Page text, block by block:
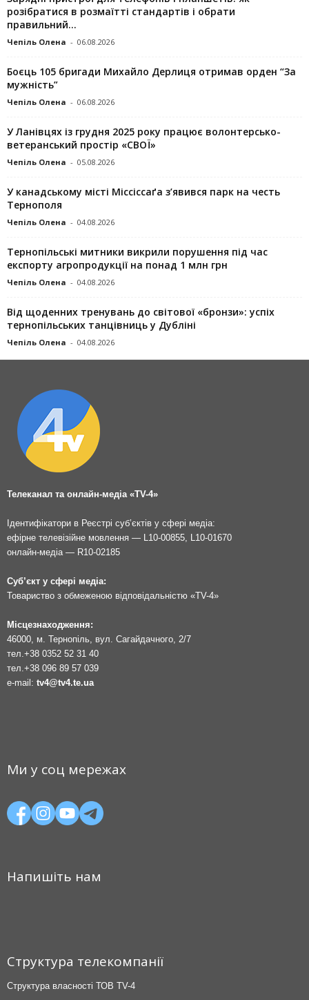
розібратися в розмаїтті стандартів і обрати
правильний...
Чепіль Олена - 06.08.2026
Боєць 105 бригади Михайло Дерлиця отримав орден “За
мужність”
Чепіль Олена - 06.08.2026
У Ланівцях із грудня 2025 року працює волонтерсько-
ветеранський простір «СВОЇ»
Чепіль Олена - 05.08.2026
У канадському місті Міссіссаґа з’явився парк на честь
Тернополя
Чепіль Олена - 04.08.2026
Тернопільські митники викрили порушення під час
експорту агропродукції на понад 1 млн грн
Чепіль Олена - 04.08.2026
Від щоденних тренувань до світової «бронзи»: успіх
тернопільських танцівниць у Дубліні
Чепіль Олена - 04.08.2026
Телеканал та онлайн-медіа «TV-4»
Ідентифікатори в Реєстрі суб’єктів у сфері медіа:
ефірне телевізійне мовлення — L10-00855, L10-01670
онлайн-медіа — R10-02185
Суб’єкт у сфері медіа:
Товариство з обмеженою відповідальністю «TV-4»
Місцезнаходження:
46000, м. Тернопіль, вул. Сагайдачного, 2/7
тел. +38 0352 52 31 40
тел. +38 096 89 57 039
e-mail: tv4@tv4.te.ua
Ми у соц мережах
Напишіть нам
Структура телекомпанії
Структура власності ТОВ TV-4